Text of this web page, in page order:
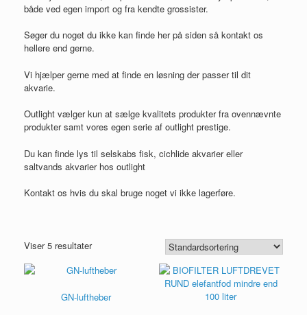
både ved egen import og fra kendte grossister.
Søger du noget du ikke kan finde her på siden så kontakt os
hellere end gerne.
Vi hjælper gerne med at finde en løsning der passer til dit
akvarie.
Outlight vælger kun at sælge kvalitets produkter fra ovennævnte
produkter samt vores egen serie af outlight prestige.
Du kan finde lys til selskabs fisk, cichlide akvarier eller
saltvands akvarier hos outlight
Kontakt os hvis du skal bruge noget vi ikke lagerføre.
Viser 5 resultater
GN-luftheber